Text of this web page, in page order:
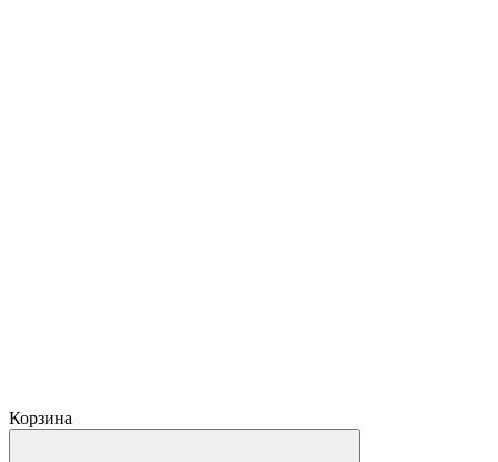
Корзина